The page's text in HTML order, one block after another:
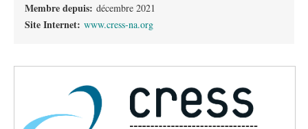
Membre depuis: décembre 2021
Site Internet: www.cress-na.org